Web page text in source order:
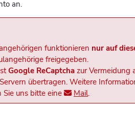
an.
funktionieren nur auf
freigegeben.
Google ReCaptcha zur Vermeidung
übertragen. Weitere
uns bitte eine
Mail.